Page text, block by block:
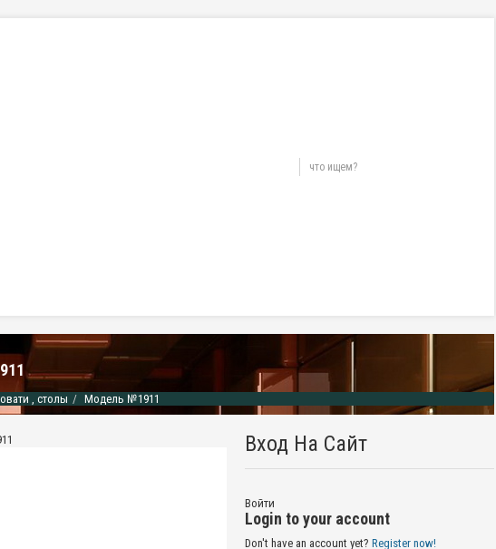
, столы Модель №1911
Вход На Сайт
Войти
Login to your account
Don't have an account yet? Register now!